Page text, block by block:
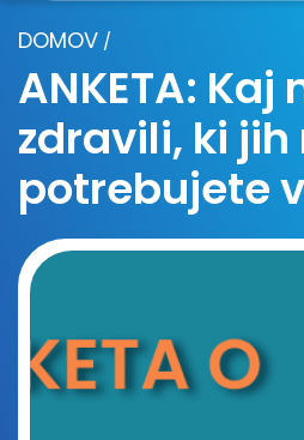
DOMOV /
ANKETA: Kaj
zdravili, ki jih
potrebujete